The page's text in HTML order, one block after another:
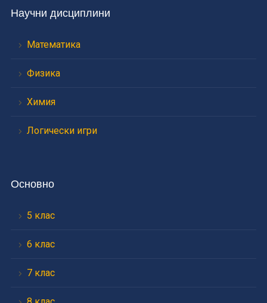
Научни дисциплини
Математика
Физика
Химия
Логически игри
Основно
5 клас
6 клас
7 клас